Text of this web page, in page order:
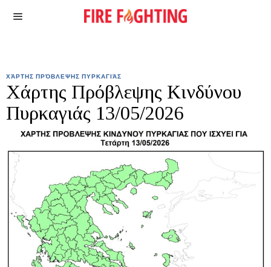
ΧΆΡΤΗΣ ΠΡΌΒΛΕΨΗΣ ΠΥΡΚΑΓΙΆΣ
Χάρτης Πρόβλεψης Κινδύνου
Πυρκαγιάς 13/05/2026